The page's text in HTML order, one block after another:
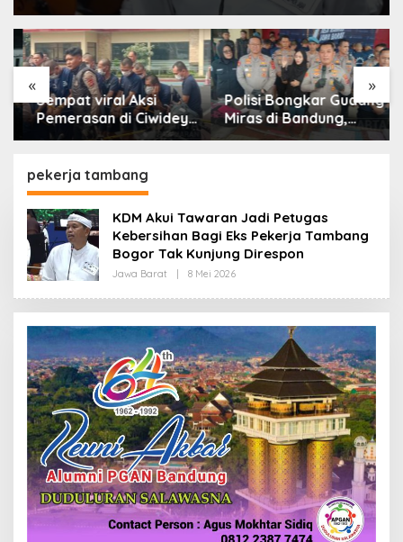
« »
Sempat viral Aksi
Pemerasan di Ciwidey,
Polisi Tangkap Dua
Polisi Bongkar Gudang
Miras di Bandung,
Lebih dari Enam Ribu
pekerja tambang
KDM Akui Tawaran Jadi Petugas
Kebersihan Bagi Eks Pekerja Tambang
Bogor Tak Kunjung Direspon
Jawa Barat 8 Mei 2026
E
H
R
A
K
S
I